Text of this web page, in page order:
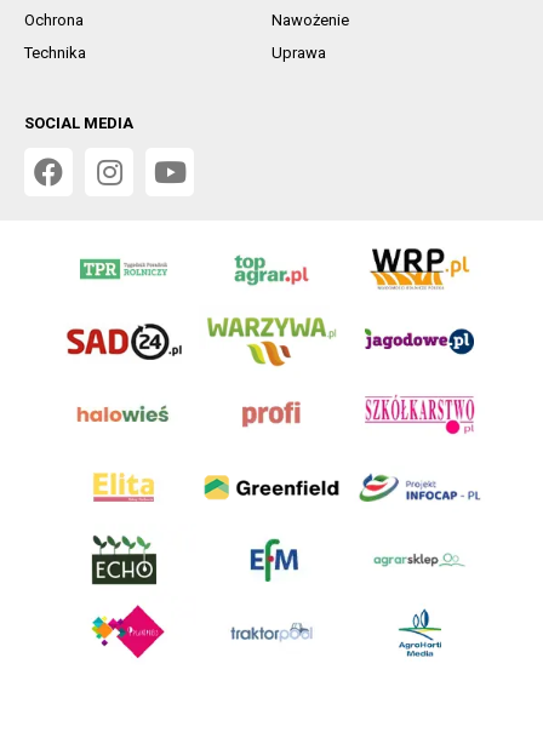
Ochrona
Nawożenie
Technika
Uprawa
SOCIAL MEDIA